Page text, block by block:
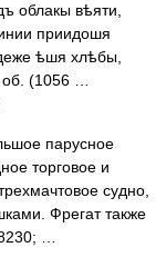
облакы вѣяти,
приидошя
ѣшя хлѣбы,
(1056 …
парусное
торговое и
судно,
Фрегат также
…